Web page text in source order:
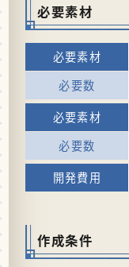
必要素材
作成条件